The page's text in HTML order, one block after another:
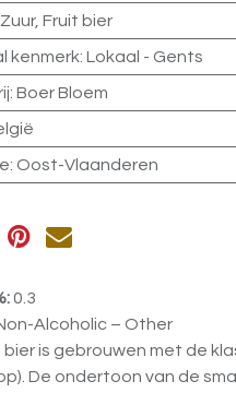
Zuur, Fruit bier
kenmerk: Lokaal - Gents
: Boer Bloem
: Oost-Vlaanderen
0.3
Alcoholic – Other
bier is gebrouwen met de
De ondertoon van de